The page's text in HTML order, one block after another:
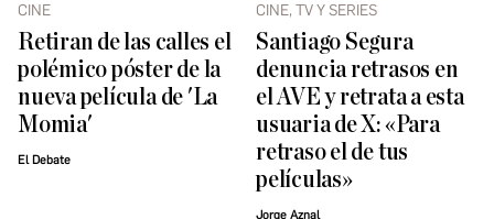
CINE
Retiran de las calles el
polémico póster de la
nueva película de 'La
Momia'
El Debate
CINE, TV Y SERIES
Santiago Segura
denuncia retrasos en
el AVE y retrata a esta
usuaria de X: «Para
retraso el de tus
películas»
Jorge Aznal